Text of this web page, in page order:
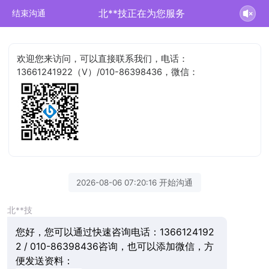
结束沟通 北**技正在为您服务
欢迎您来访问，可以直接联系我们，电话：
13661241922（V）/010-86398436，微信：
2026-08-06 07:20:16 开始沟通
北**技
您好，您可以通过快速咨询电话：1366124192
2 / 010-86398436咨询，也可以添加微信，方
便发送资料：